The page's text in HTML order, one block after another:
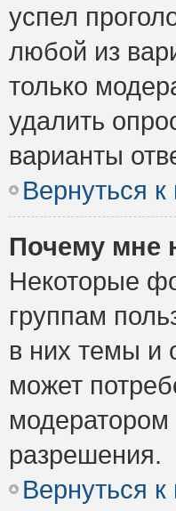
успел
любой из
только
удалить
варианты
Вернуться к
Почему мне
Некоторые
группам
в них темы и
может
модератором
разрешения.
Вернуться к